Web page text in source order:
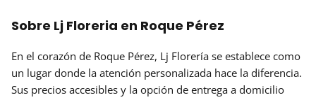
Sobre Lj Floreria en Roque Pérez
En el corazón de Roque Pérez, Lj Florería se establece como
un lugar donde la atención personalizada hace la diferencia.
Sus precios accesibles y la opción de entrega a domicilio